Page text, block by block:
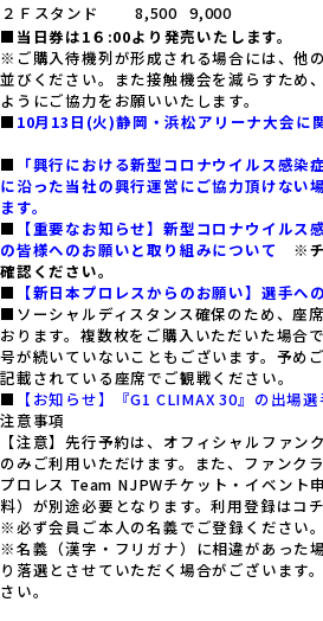
２Ｆスタンド
8,500 9,000
■ 当日券は1６:00より発売いたします。
※ご購入待機列が形成される場合には、他
並びください。また接触機会を減らすため
ようにご協力をお願いいたします。
■ 10月13日(火)静岡・浜松アリーナ大会に
■ 「興行における新型コロナウイルス感染
に沿った当社の興行運営にご協力頂けない
ます。
■ 【重要なお知らせ】新型コロナウイルス
の皆様へのお願いと取り組みについて
※チ
確認ください。
■ 【新日本プロレスからのお願い】選手へ
■ソーシャルディスタンス確保のため、座
おります。複数枚をご購入いただいた場合
号が続いていないこともございます。予め
記載されている座席でご観戦ください。
■ 【お知らせ】『G1 CLIMAX 30』の出場
注意事項
【注意】先行予約は、オフィシャルファン
のみご利用いただけます。また、ファンク
プロレス Team NJPWチケット・イベント
料）が別途必要となります。利用登録はコ
※必ず会員ご本人の名義でご登録ください。
※名義（漢字・フリガナ）に相違があった
り落選とさせていただく場合がございます
さい。